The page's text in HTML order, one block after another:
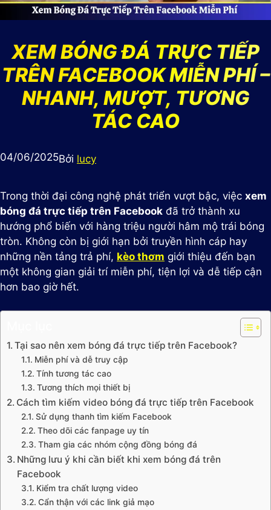
XEM BÓNG ĐÁ TRỰC TIẾP
TRÊN FACEBOOK MIỄN PHÍ –
NHANH, MƯỢT, TƯƠNG
TÁC CAO
04/06/2025Bởi lucy
Trong thời đại công nghệ phát triển vượt bậc, việc xem
bóng đá trực tiếp trên Facebook đã trở thành xu
hướng phổ biến với hàng triệu người hâm mộ trái bóng
tròn. Không còn bị giới hạn bởi truyền hình cáp hay
những nền tảng trả phí, kèo thơm giới thiệu đến bạn
một không gian giải trí miễn phí, tiện lợi và dễ tiếp cận
hơn bao giờ hết.
Tại sao nên xem bóng đá trực tiếp trên Facebook?
Miễn phí và dễ truy cập
Tính tương tác cao
Tương thích mọi thiết bị
Cách tìm kiếm video bóng đá trực tiếp trên Facebook
Sử dụng thanh tìm kiếm Facebook
Theo dõi các fanpage uy tín
Tham gia các nhóm cộng đồng bóng đá
Những lưu ý khi cần biết khi xem bóng đá trên
Facebook
Kiểm tra chất lượng video
Cẩn thận với các link giả mạo